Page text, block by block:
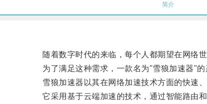
简介
随着数字时代的来临，每个人都期望在网络世
为了满足这种需求，一款名为"雪狼加速器"的
雪狼加速器以其在网络加速技术方面的快速、
它采用基于云端加速的技术，通过智能路由和